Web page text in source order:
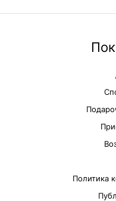
Серебряный
Политика